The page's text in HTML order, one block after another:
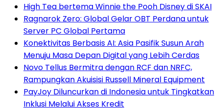
High Tea bertema Winnie the Pooh Disney di SKAI
Ragnarok Zero: Global Gelar OBT Perdana untuk
Server PC Global Pertama
Konektivitas Berbasis AI: Asia Pasifik Susun Arah
Menuju Masa Depan Digital yang Lebih Cerdas
Novo Tellus Bermitra dengan RCF dan NRFC,
Rampungkan Akuisisi Russell Mineral Equipment
PayJoy Diluncurkan di Indonesia untuk Tingkatkan
Inklusi Melalui Akses Kredit